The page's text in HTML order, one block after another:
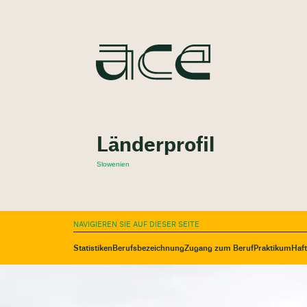
Länderprofil
Slowenien
NAVIGIEREN SIE AUF DIESER SEITE
StatistikenBerufsbezeichnungZugang zum BerufPraktikum